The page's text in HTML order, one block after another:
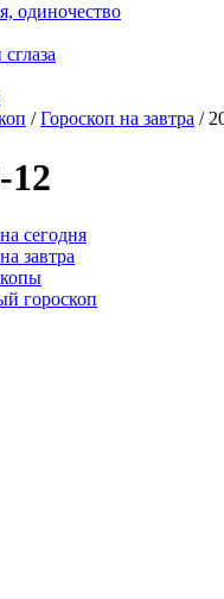
одиночество
/Гороскоп на завтра /
12
сегодня
завтра
гороскоп